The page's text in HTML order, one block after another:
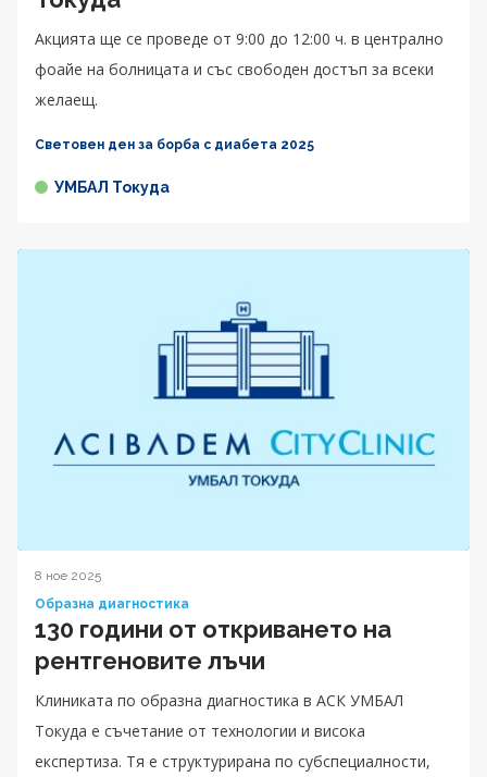
Акцията ще се проведе от 9:00 до 12:00 ч. в централно
фоайе на болницата и със свободен достъп за всеки
желаещ.
Световен ден за борба с диабета 2025
УМБАЛ Токуда
8 ное 2025
Образна диагностика
130 години от откриването на
рентгеновите лъчи
Клиниката по образна диагностика в АСК УМБАЛ
Токуда е съчетание от технологии и висока
експертиза. Тя е структурирана по субспециалности,